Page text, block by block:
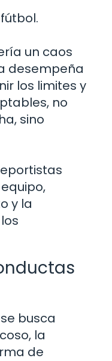
un caos
desempeña
los limites y
no
sino
y la
busca
la
de